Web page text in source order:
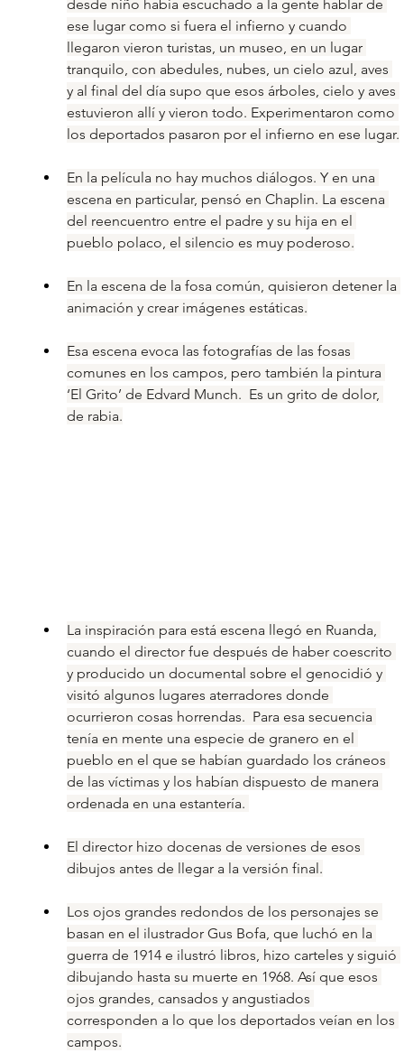
desde niño había escuchado a la gente hablar de
ese lugar como si fuera el infierno y cuando
llegaron vieron turistas, un museo, en un lugar
tranquilo, con abedules, nubes, un cielo azul, aves
y al final del día supo que esos árboles, cielo y aves
estuvieron allí y vieron todo. Experimentaron como
los deportados pasaron por el infierno en ese lugar.
En la película no hay muchos diálogos. Y en una
escena en particular, pensó en Chaplin. La escena
del reencuentro entre el padre y su hija en el
pueblo polaco, el silencio es muy poderoso.
En la escena de la fosa común, quisieron detener la
animación y crear imágenes estáticas.
Esa escena evoca las fotografías de las fosas
comunes en los campos, pero también la pintura
‘El Grito’ de Edvard Munch.  Es un grito de dolor,
de rabia.
La inspiración para está escena llegó en Ruanda,
cuando el director fue después de haber coescrito
y producido un documental sobre el genocidió y
visitó algunos lugares aterradores donde
ocurrieron cosas horrendas.  Para esa secuencia
tenía en mente una especie de granero en el
pueblo en el que se habían guardado los cráneos
de las víctimas y los habían dispuesto de manera
ordenada en una estantería.
El director hizo docenas de versiones de esos
dibujos antes de llegar a la versión final.
Los ojos grandes redondos de los personajes se
basan en el ilustrador Gus Bofa, que luchó en la
guerra de 1914 e ilustró libros, hizo carteles y siguió
dibujando hasta su muerte en 1968. Así que esos
ojos grandes, cansados y angustiados
corresponden a lo que los deportados veían en los
campos.